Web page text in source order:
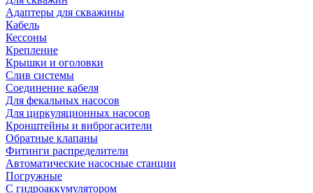
Адаптеры для скважины
Кабель
Кессоны
Крепление
Крышки и оголовки
Слив системы
Соединение кабеля
Для фекальных насосов
Для циркуляционных насосов
Кронштейны и виброгасители
Обратные клапаны
Фитинги распределители
Автоматические насосные станции
Погружные
С гидроаккумулятором